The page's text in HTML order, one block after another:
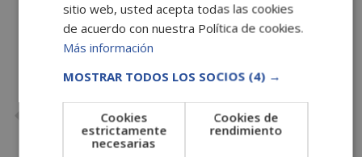
SIGUIENTE
sitio web, usted acepta todas las cookies
de acuerdo con nuestra Política de cookies.
Más información
MOSTRAR TODOS LOS SOCIOS (4) →
Cookies
estrictamente
necesarias
Cookies de
rendimiento